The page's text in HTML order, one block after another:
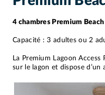
4 chambres Premium
Capacité : 3 adultes ou 2
La Premium Lagoon
sur le lagon et dispose d’un